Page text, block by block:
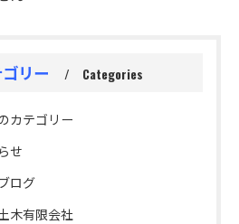
リー Categories
カテゴリー
せ
ログ
木有限会社